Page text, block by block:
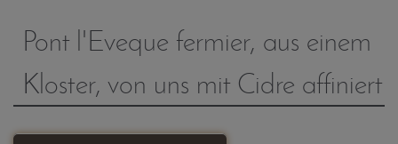
Pont l'Eveque fermier, aus einem
Kloster, von uns mit Cidre affiniert